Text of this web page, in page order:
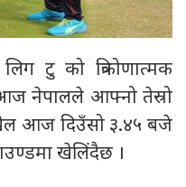
टु को त्रिकोणात्मक
नेपालले आफ्नो तेस्रो
आज दिउँसो ३.४५ बजे
खेलिंदैछ ।